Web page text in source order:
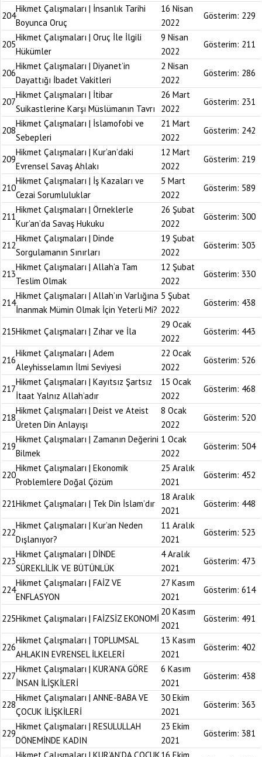
204
Hikmet Çalışmaları | İnsanlık Tarihi
Boyunca Oruç
16 Nisan
2022
Gösterim: 229
205
Hikmet Çalışmaları | Oruç İle İlgili
Hükümler
9 Nisan
2022
Gösterim: 211
206
Hikmet Çalışmaları | Diyanet’in
Dayattığı İbadet Vakitleri
2 Nisan
2022
Gösterim: 286
207
Hikmet Çalışmaları | İtibar
Suikastlerine Karşı Müslümanın Tavrı
26 Mart
2022
Gösterim: 231
208
Hikmet Çalışmaları | İslamofobi ve
Sebepleri
21 Mart
2022
Gösterim: 242
209
Hikmet Çalışmaları | Kur’an’daki
Evrensel Savaş Ahlakı
12 Mart
2022
Gösterim: 219
210
Hikmet Çalışmaları | İş Kazaları ve
Cezai Sorumluluklar
5 Mart
2022
Gösterim: 589
211
Hikmet Çalışmaları | Örneklerle
Kur’an’da Savaş Hukuku
26 Şubat
2022
Gösterim: 300
212
Hikmet Çalışmaları | Dinde
Sorgulamanın Sınırları
19 Şubat
2022
Gösterim: 303
213
Hikmet Çalışmaları | Allah’a Tam
Teslim Olmak
12 Şubat
2022
Gösterim: 330
214
Hikmet Çalışmaları | Allah’ın Varlığına
İnanmak Mümin Olmak İçin Yeterli Mi?
5 Şubat
2022
Gösterim: 438
215Hikmet Çalışmaları | Zıhar ve İla
29 Ocak
2022
Gösterim: 443
216
Hikmet Çalışmaları | Adem
Aleyhisselamın İlmi Seviyesi
22 Ocak
2022
Gösterim: 526
217
Hikmet Çalışmaları | Kayıtsız Şartsız
İtaat Yalnız Allah’adır
15 Ocak
2022
Gösterim: 468
218
Hikmet Çalışmaları | Deist ve Ateist
Üreten Din Anlayışı
8 Ocak
2022
Gösterim: 520
219
Hikmet Çalışmaları | Zamanın Değerini
Bilmek
1 Ocak
2022
Gösterim: 504
220
Hikmet Çalışmaları | Ekonomik
Problemlere Doğal Çözüm
25 Aralık
2021
Gösterim: 452
221Hikmet Çalışmaları | Tek Din İslam’dır
18 Aralık
2021
Gösterim: 448
222
Hikmet Çalışmaları | Kur’an Neden
Dışlanıyor?
11 Aralık
2021
Gösterim: 523
223
Hikmet Çalışmaları | DİNDE
SÜREKLİLİK VE BÜTÜNLÜK
4 Aralık
2021
Gösterim: 473
224
Hikmet Çalışmaları | FAİZ VE
ENFLASYON
27 Kasım
2021
Gösterim: 614
225Hikmet Çalışmaları | FAİZSİZ EKONOMİ
20 Kasım
2021
Gösterim: 491
226
Hikmet Çalışmaları | TOPLUMSAL
AHLAKIN EVRENSEL İLKELERİ
13 Kasım
2021
Gösterim: 402
227
Hikmet Çalışmaları | KUR’AN’A GÖRE
İNSAN İLİŞKİLERİ
6 Kasım
2021
Gösterim: 438
228
Hikmet Çalışmaları | ANNE-BABA VE
ÇOCUK İLİŞKİLERİ
30 Ekim
2021
Gösterim: 363
229
Hikmet Çalışmaları | RESULULLAH
DÖNEMİNDE KADIN
23 Ekim
2021
Gösterim: 381